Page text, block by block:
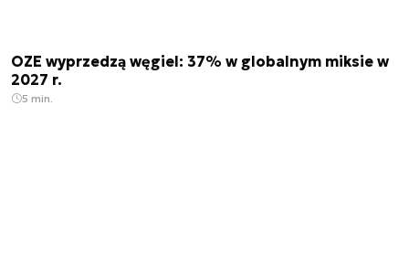
OZE wyprzedzą węgiel: 37% w globalnym miksie w
2027 r.
5 min.